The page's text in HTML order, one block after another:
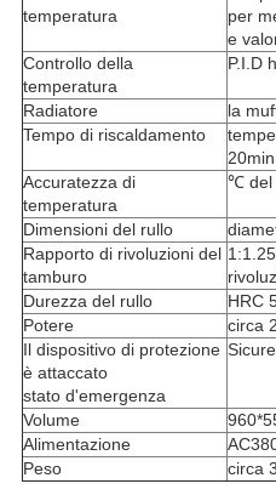
temperatura
per
e
Controllo della
temperatura
P.I.D
Radiatore
la
Tempo di riscaldamento
20min
Accuratezza di
temperatura
℃ del
Dimensioni del rullo
Rapporto di rivoluzioni del
tamburo
Durezza del rullo
HRC
Potere
circa
Il dispositivo di protezione
è attaccato
stato d'emergenza
Volume
Alimentazione
Peso
circa